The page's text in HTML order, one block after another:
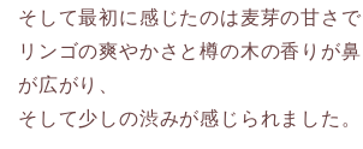
そして最初に感じたのは麦芽の甘さで
リンゴの爽やかさと樽の木の香りが
が広がり、
そして少しの渋みが感じられました。